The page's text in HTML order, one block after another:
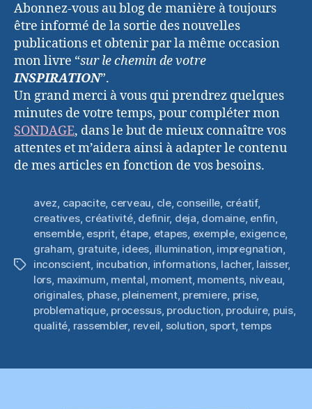
Abonnez-vous au blog de manière à toujours
être informé de la sortie des nouvelles
publications et obtenir par la même occasion
mon livre “sur le chemin de votre
INSPIRATION”.
Un grand merci à vous qui prendrez quelques
minutes de votre temps, pour compléter mon
SONDAGE, dans le but de mieux connaître vos
attentes et m’aidera ainsi à adapter le contenu
de mes articles en fonction de vos besoins.
Étiquettes
avez, capacite, cerveau, cle, conseille, créatif,
creatives, créativité, definir, deja, domaine, enfin,
ensemble, esprit, étape, etapes, exemple, exigence,
graham, gratuite, idees, illumination, impregnation,
inconscient, incubation, informations, lacher, laisser,
lors, maximum, mental, moment, moments, niveau,
originales, phase, pleinement, premiere, prise,
problematique, processus, production, produire, puis,
qualité, rassembler, reveil, solution, sport,temps